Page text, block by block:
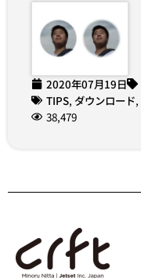
2020年07月19日
TIPS, ダウンロード,
38,479